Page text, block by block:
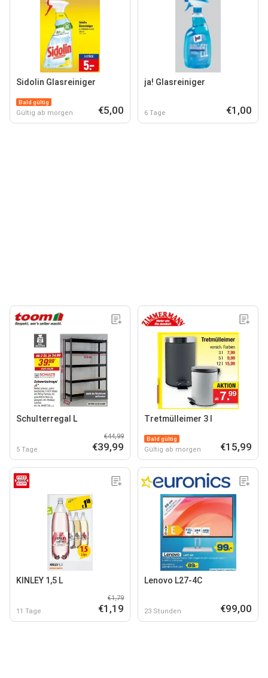
Sidolin Glasreiniger
Bald gültig
Gültig ab morgen €5,00
ja! Glasreiniger
6 Tage €1,00
Schulterregal L
5 Tage
€44,99
€39,99
Tretmülleimer 3 l
Bald gültig
Gültig ab morgen €15,99
KINLEY 1,5 L
11 Tage
€1,79
€1,19
Lenovo L27-4C
23 Stunden €99,00